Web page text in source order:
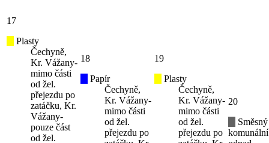
17
Plasty
Čechyně,
Kr. Vážany-
mimo části
od žel.
přejezdu po
zatáčku, Kr.
Vážany-
pouze část
od žel.
18
Papír
Čechyně,
Kr. Vážany-
mimo části
od žel.
přejezdu po
19
Plasty
Čechyně,
Kr. Vážany-
mimo části
od žel.
přejezdu po
20
Směsný
komunální